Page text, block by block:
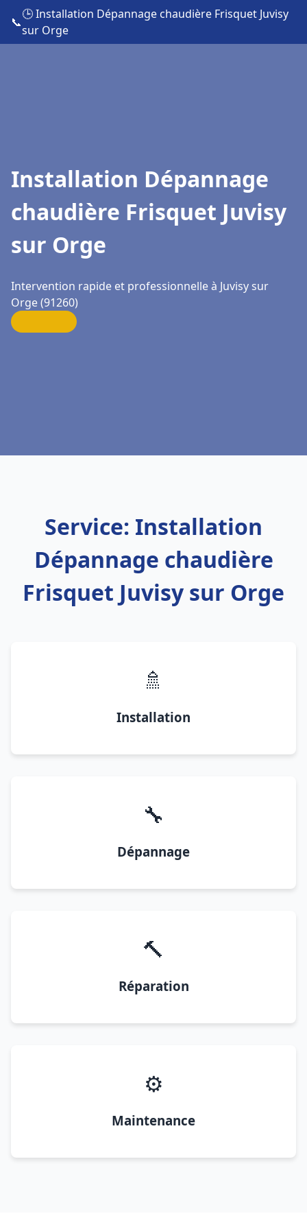
📞
🕒 Installation Dépannage chaudière Frisquet Juvisy
sur Orge
Installation Dépannage
chaudière Frisquet Juvisy
sur Orge
Intervention rapide et professionnelle à Juvisy sur
Orge (91260)
Service: Installation
Dépannage chaudière
Frisquet Juvisy sur Orge
🚿
Installation
🔧
Dépannage
🔨
Réparation
⚙️
Maintenance